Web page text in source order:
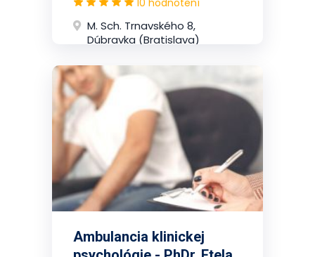
M. Sch. Trnavského 8,
Dúbravka (Bratislava)
Ambulancia klinickej